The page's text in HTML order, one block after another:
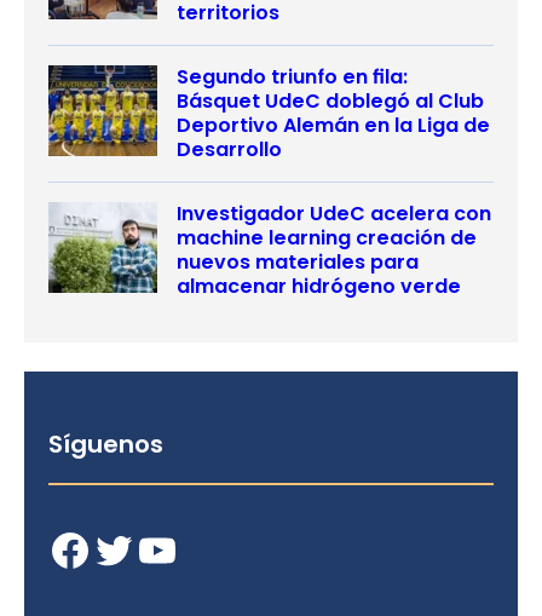
territorios
Segundo triunfo en fila:
Básquet UdeC doblegó al Club
Deportivo Alemán en la Liga de
Desarrollo
Investigador UdeC acelera con
machine learning creación de
nuevos materiales para
almacenar hidrógeno verde
Síguenos
Facebook Twitter YouTube